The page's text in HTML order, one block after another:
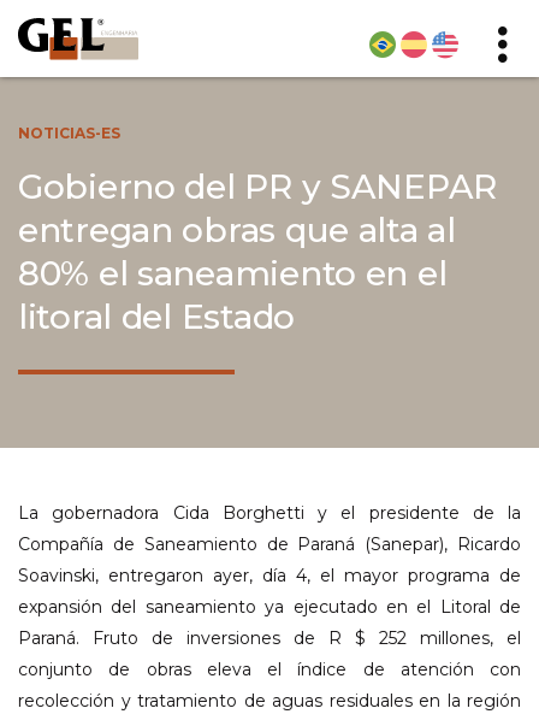
NOTICIAS-ES
Gobierno del PR y SANEPAR
entregan obras que alta al
80% el saneamiento en el
litoral del Estado
La gobernadora Cida Borghetti y el presidente de la
Compañía de Saneamiento de Paraná (Sanepar), Ricardo
Soavinski, entregaron ayer, día 4, el mayor programa de
expansión del saneamiento ya ejecutado en el Litoral de
Paraná. Fruto de inversiones de R $ 252 millones, el
conjunto de obras eleva el índice de atención con
recolección y tratamiento de aguas residuales en la región